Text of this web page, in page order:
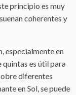
principio es muy
coherentes y
especialmente en
quintas es útil para
diferentes
en Sol, se puede